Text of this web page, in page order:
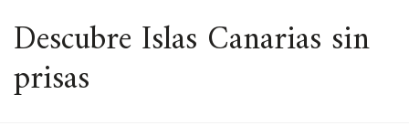
ESPACIO
Descubre Islas Canarias sin
prisas